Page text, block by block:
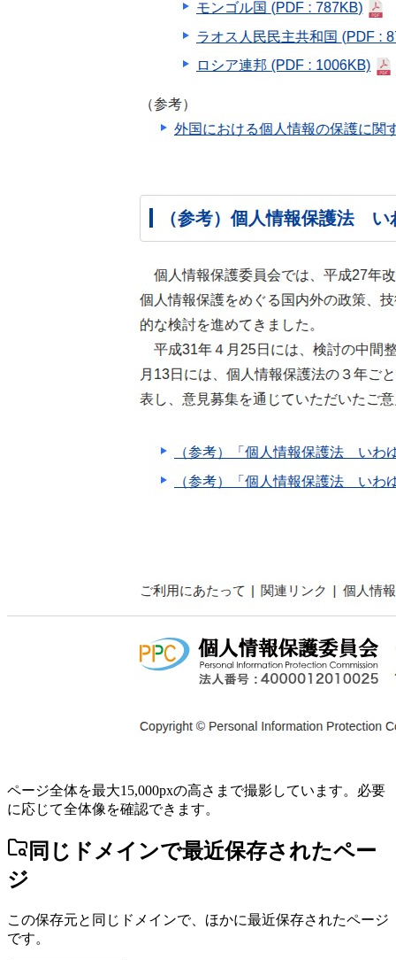
ページ全体を最大15,000pxの高さまで撮影しています。必要
に応じて全体像を確認できます。
同じドメインで最近保存されたペー
ジ
この保存元と同じドメインで、ほかに最近保存されたページ
です。